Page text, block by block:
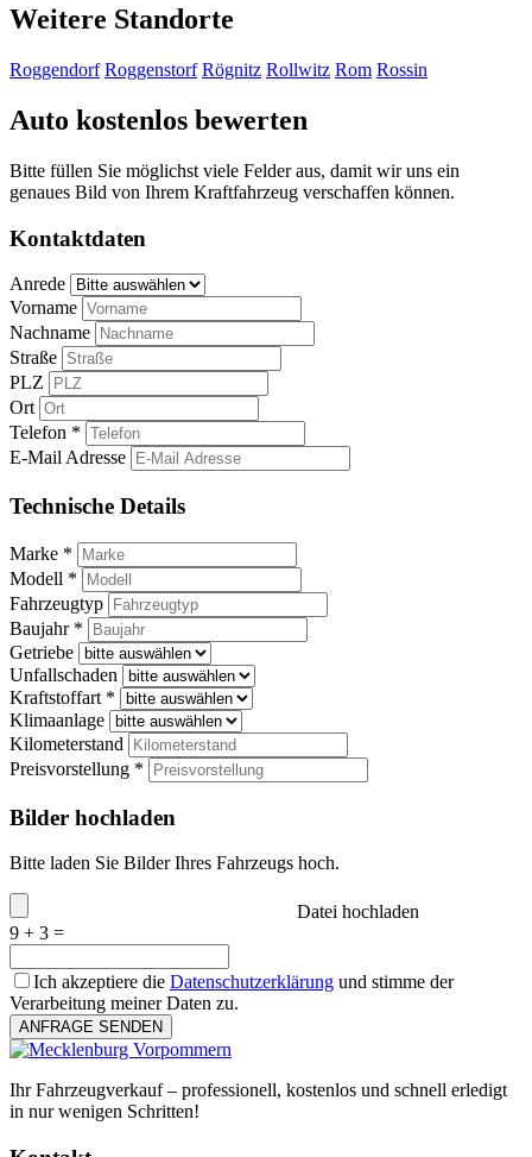
Weitere Standorte
Roggendorf Roggenstorf Rögnitz Rollwitz Rom Rossin
Auto kostenlos bewerten
Bitte füllen Sie möglichst viele Felder aus, damit wir uns ein
genaues Bild von Ihrem Kraftfahrzeug verschaffen können.
Kontaktdaten
Anrede
Vorname
Nachname
Straße
PLZ
Ort
Telefon *
E-Mail Adresse
Technische Details
Marke *
Modell *
Fahrzeugtyp
Baujahr *
Getriebe
Unfallschaden
Kraftstoffart *
Klimaanlage
Kilometerstand
Preisvorstellung *
Bilder hochladen
Bitte laden Sie Bilder Ihres Fahrzeugs hoch.
Datei hochladen
9 + 3 =
Ich akzeptiere die Datenschutzerklärung und stimme der
Verarbeitung meiner Daten zu.
ANFRAGE SENDEN
Ihr Fahrzeugverkauf – professionell, kostenlos und schnell erledigt
in nur wenigen Schritten!